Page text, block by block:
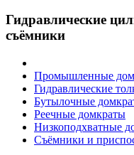
Гидравлические
съёмники
Промышленные
Гидравлические
Бутылочные
Реечные домкраты
Низкоподхватные
Съёмники и